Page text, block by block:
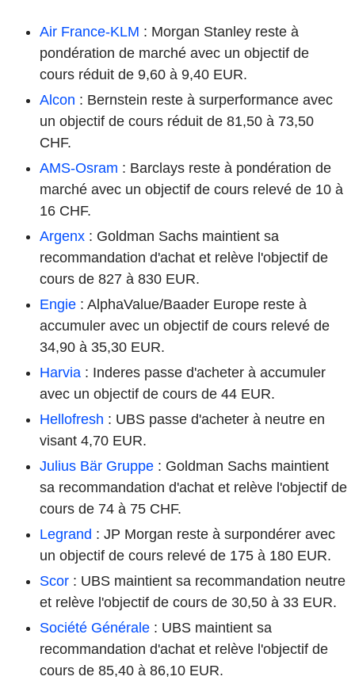
Air France-KLM : Morgan Stanley reste à
pondération de marché avec un objectif de
cours réduit de 9,60 à 9,40 EUR.
Alcon : Bernstein reste à surperformance avec
un objectif de cours réduit de 81,50 à 73,50
CHF.
AMS-Osram : Barclays reste à pondération de
marché avec un objectif de cours relevé de 10 à
16 CHF.
Argenx : Goldman Sachs maintient sa
recommandation d'achat et relève l'objectif de
cours de 827 à 830 EUR.
Engie : AlphaValue/Baader Europe reste à
accumuler avec un objectif de cours relevé de
34,90 à 35,30 EUR.
Harvia : Inderes passe d'acheter à accumuler
avec un objectif de cours de 44 EUR.
Hellofresh : UBS passe d'acheter à neutre en
visant 4,70 EUR.
Julius Bär Gruppe : Goldman Sachs maintient
sa recommandation d'achat et relève l'objectif de
cours de 74 à 75 CHF.
Legrand : JP Morgan reste à surpondérer avec
un objectif de cours relevé de 175 à 180 EUR.
Scor : UBS maintient sa recommandation neutre
et relève l'objectif de cours de 30,50 à 33 EUR.
Société Générale : UBS maintient sa
recommandation d'achat et relève l'objectif de
cours de 85,40 à 86,10 EUR.